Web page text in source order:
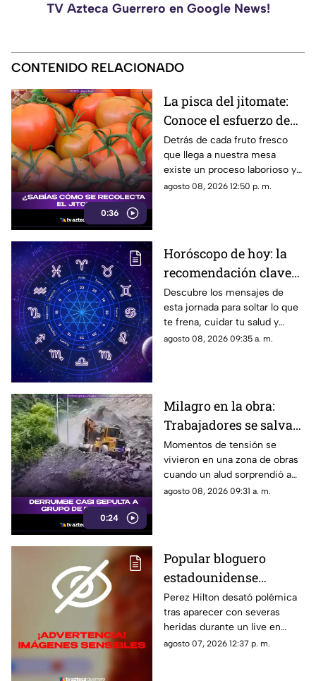
TV Azteca Guerrero en Google News!
CONTENIDO RELACIONADO
0:36
La pisca del jitomate:
Conoce el esfuerzo de
los jornaleros y el
cuidado en el campo
Detrás de cada fruto fresco
que llega a nuestra mesa
existe un proceso laborioso y
tradicional conocido como la
agosto 08, 2026 12:50 p. m.
Horóscopo de hoy: la
recomendación clave
para tu signo este
sábado
Descubre los mensajes de
esta jornada para soltar lo que
te frena, cuidar tu salud y
renovar tu energía en la playa o
agosto 08, 2026 09:35 a. m.
0:24
Milagro en la obra:
Trabajadores se salvan
de milagro tras
aparatoso derrumbe de
tierra
Momentos de tensión se
vivieron en una zona de obras
cuando un alud sorprendió a
los presentes, quienes
agosto 08, 2026 09:31 a. m.
Popular bloguero
estadounidense
aparece con severas
heridas en un LIVE;
¿buscaba interacción?
Perez Hilton desató polémica
tras aparecer con severas
heridas durante un live en
TikTok. El video abrió un
agosto 07, 2026 12:37 p. m.